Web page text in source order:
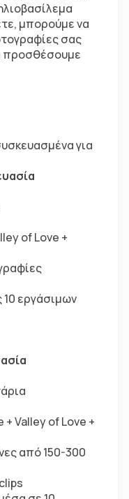
μπορούμε να
σας
προσθέσουμε
για
of Love +
εργάσιμων
Valley of Love +
από 150-300